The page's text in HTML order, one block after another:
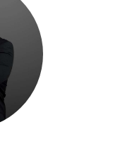
de sus agentes.
donde las
impulsando la
trabajar con